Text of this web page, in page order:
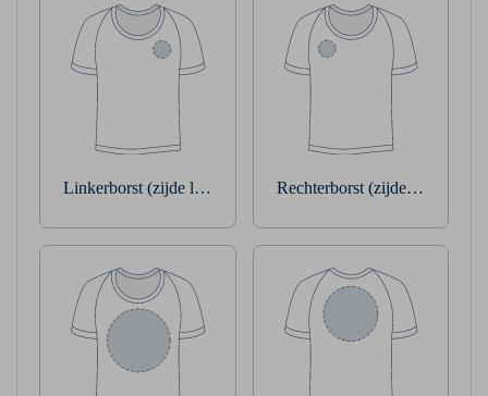
Linkerborst (zijde linkerarm) Rechterborst (zijde